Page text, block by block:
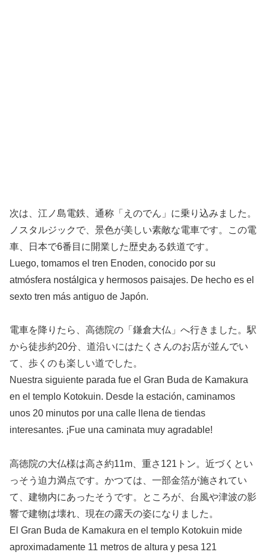
次は、江ノ島電鉄、通称「えのでん」に乗り込みました。
ノスタルジックで、景色が美しい素敵な電車です。この電
車、日本で6番目に開業した歴史ある鉄道です。
Luego, tomamos el tren Enoden, conocido por su
atmósfera nostálgica y hermosos paisajes. De hecho es el
sexto tren más antiguo de Japón.
電車を降りたら、高徳院の「鎌倉大仏」へ行きました。駅
から徒歩約20分、道沿いにはたくさんのお店が並んでい
て、歩くのも楽しい道でした。
Nuestra siguiente parada fue el Gran Buda de Kamakura
en el templo Kotokuin. Desde la estación, caminamos
unos 20 minutos por una calle llena de tiendas
interesantes. ¡Fue una caminata muy agradable!
高徳院の大仏様は高さ約11m、重さ121トン。近づくとい
っそう迫力満点です。かつては、一部金箔が施されてい
て、建物内にあったそうです。ところが、台風や津波の影
響で建物は壊れ、現在の露天の姿になりました。
El Gran Buda de Kamakura en el templo Kotokuin mide
aproximadamente 11 metros de altura y pesa 121